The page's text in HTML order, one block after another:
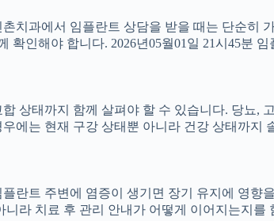
치과에서 임플란트 상담을 받을 때는 단순히
인해야 합니다. 2026년05월01일 21시45분
상태까지 함께 살펴야 할 수 있습니다. 당뇨,
에는 현재 구강 상태뿐 아니라 건강 상태까지
란트 주변에 염증이 생기면 장기 유지에 영향
라 치료 후 관리 안내가 어떻게 이어지는지를